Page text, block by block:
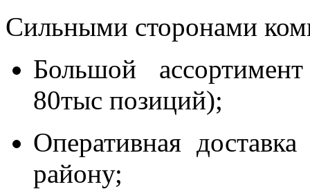
Сильными сторонами
Большой
80тыс позиций);
Оперативная
району;